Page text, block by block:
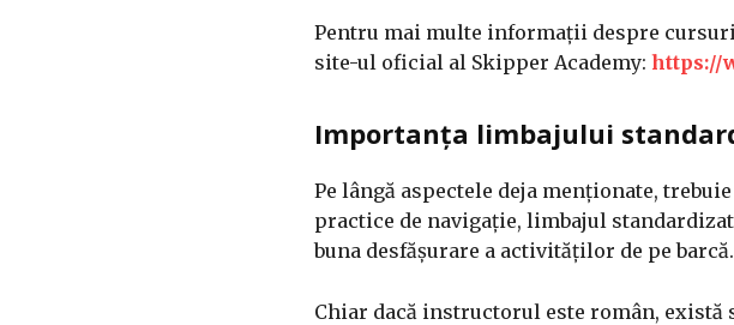
Pentru mai multe informații despre
site-ul oficial al Skipper Academy: https://
Importanța limbajului
Pe lângă aspectele deja menționate,
practice de navigație, limbajul
buna desfășurare a activităților de pe barcă.
Chiar dacă instructorul este român,